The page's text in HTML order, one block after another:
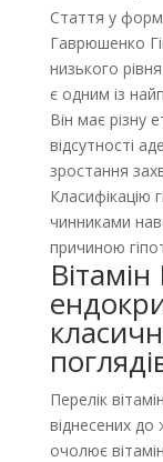
Стаття у
Гаврюшенко
низького
є одним із
Він має різну
відсутності
зростання
Класифікацію
чинниками
причиною
Перелік
віднесених
очолює